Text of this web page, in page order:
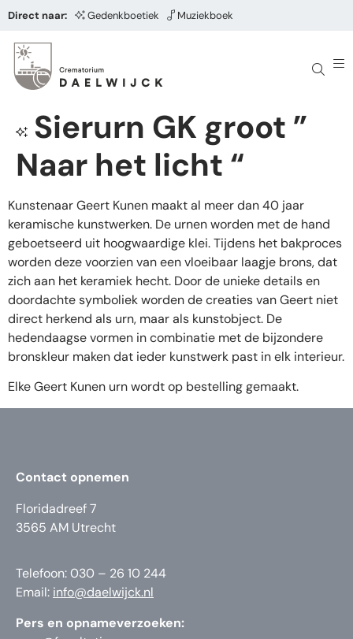
Direct naar: Gedenkboetiek Muziekboek
Sierurn GK groot ”
Naar het licht “
Kunstenaar Geert Kunen maakt al meer dan 40 jaar
keramische kunstwerken. De urnen worden met de hand
geboetseerd uit hoogwaardige klei. Tijdens het bakproces
worden deze voorzien van een vloeibaar laagje brons, dat
zich aan het keramiek hecht. Door de unieke details en
doordachte symboliek worden de creaties van Geert niet
direct herkend als urn, maar als kunstobject. De
hedendaagse vormen in combinatie met de bijzondere
bronskleur maken dat ieder kunstwerk past in elk interieur.
Elke Geert Kunen urn wordt op bestelling gemaakt.
Contact opnemen
Floridadreef 7
3565 AM Utrecht
Telefoon: 030 – 26 10 244
Email: info@daelwijck.nl
Pers en opnameverzoeken: